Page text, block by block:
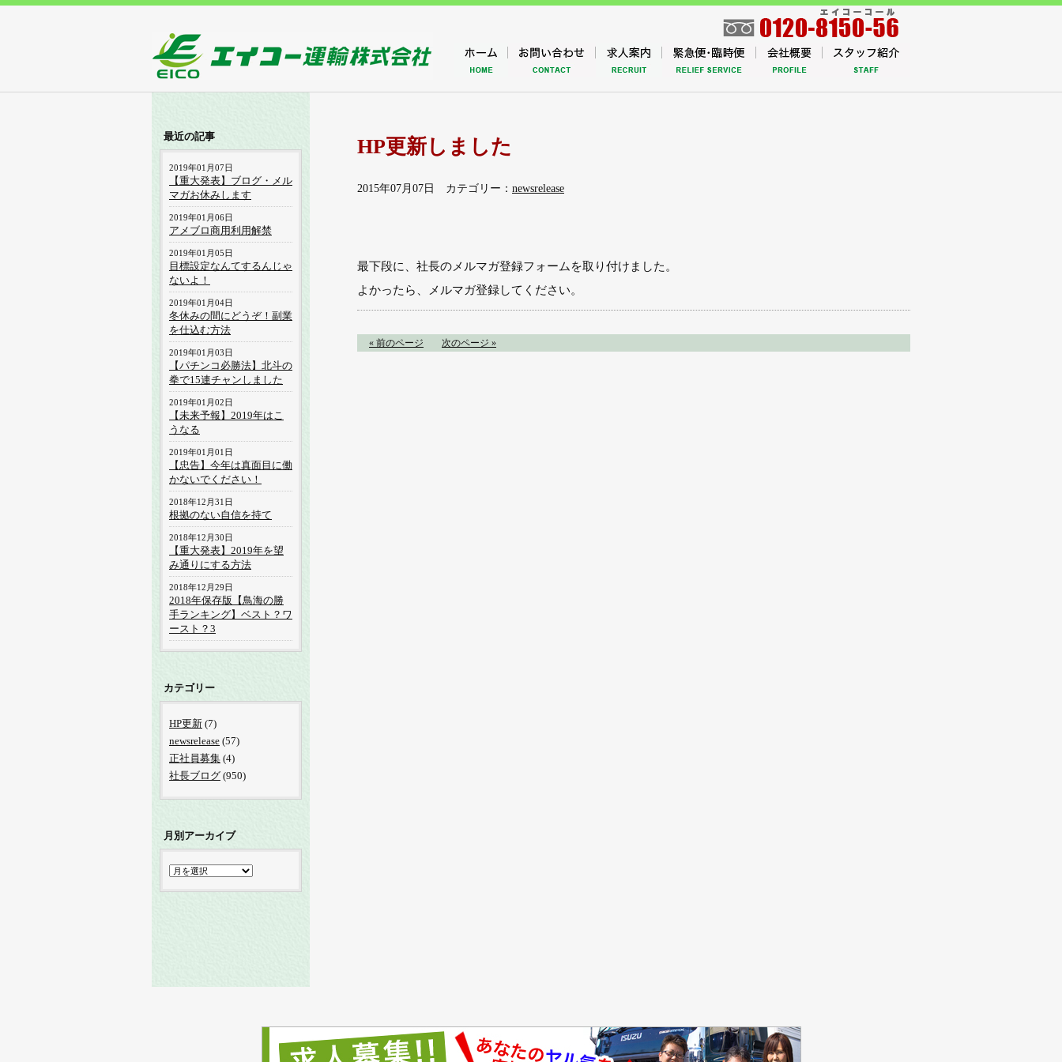
HP更新しました
2015年07月07日 カテゴリー： newsrelease
最下段に、社長のメルマガ登録フォームを取り付けました。
よかったら、メルマガ登録してください。
« 前のページ 次のページ »
最近の記事
2019年01月07日
【重大発表】ブログ・メル
マガお休みします
2019年01月06日
アメブロ商用利用解禁
2019年01月05日
目標設定なんてするんじゃ
ないよ！
2019年01月04日
冬休みの間にどうぞ！副業
を仕込む方法
2019年01月03日
【パチンコ必勝法】北斗の
拳で15連チャンしました
2019年01月02日
【未来予報】2019年はこ
うなる
2019年01月01日
【忠告】今年は真面目に働
かないでください！
2018年12月31日
根拠のない自信を持て
2018年12月30日
【重大発表】2019年を望
み通りにする方法
2018年12月29日
2018年保存版【鳥海の勝
手ランキング】ベスト？ワ
ースト？3
カテゴリー
HP更新 (7)
newsrelease (57)
正社員募集 (4)
社長ブログ (950)
月別アーカイブ